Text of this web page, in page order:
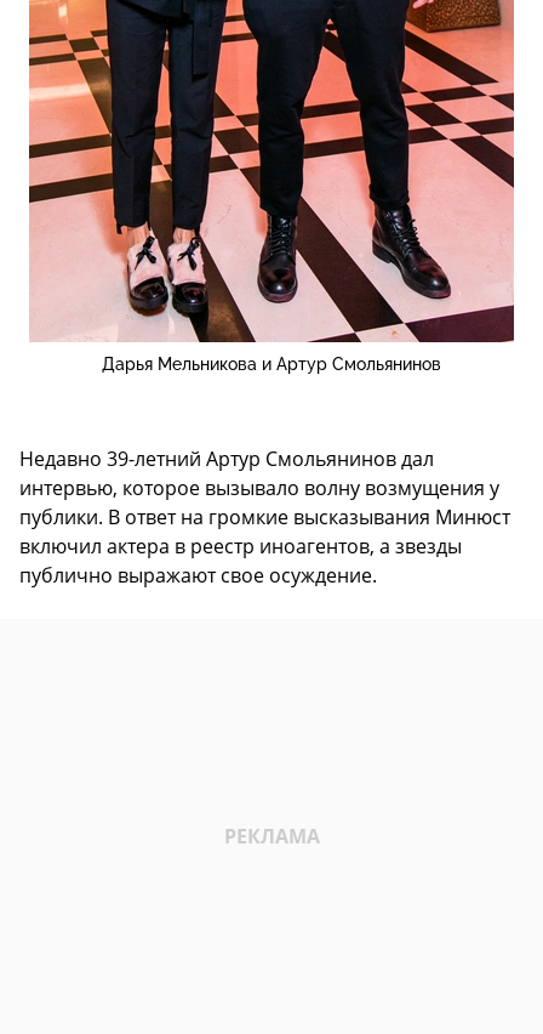
Дарья Мельникова и Артур Смольянинов
Недавно 39-летний Артур Смольянинов дал
интервью, которое вызывало волну возмущения у
публики. В ответ на громкие высказывания Минюст
включил актера в реестр иноагентов, а звезды
публично выражают свое осуждение.